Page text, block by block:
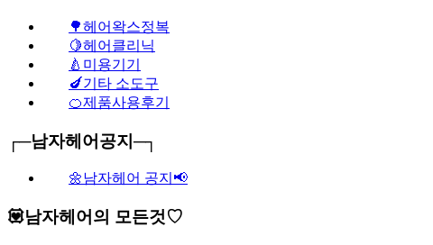
🌳헤어왁스정복
🍋헤어클리닉
🍐미용기기
🍆기타 소도구
🍊제품사용후기
┌─남자헤어공지─┐
🌼남자헤어 공지📢
💟남자헤어의 모든것♡